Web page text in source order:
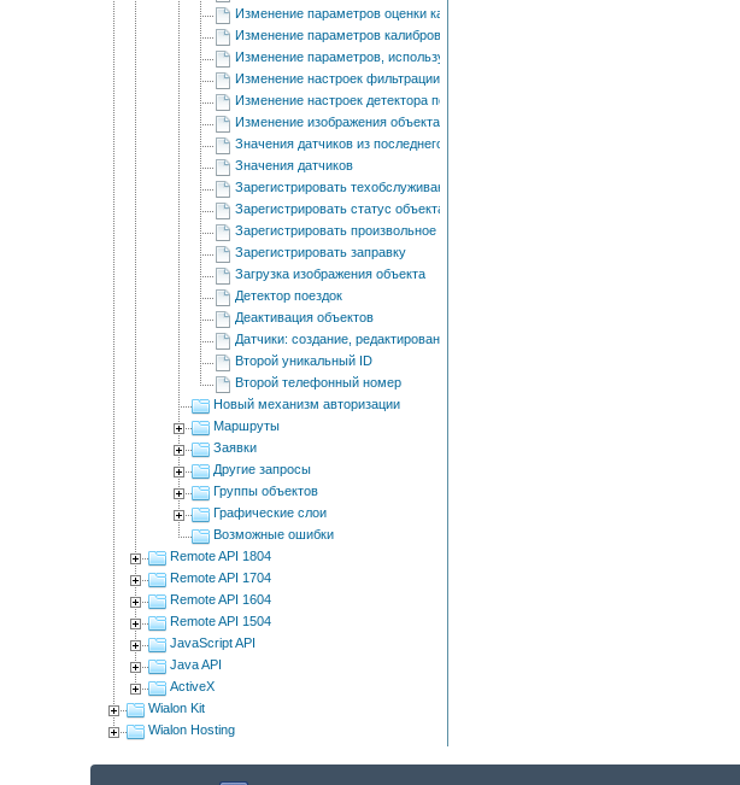
Изменение параметров оценки качества вождения
Изменение параметров калибровки акселерометра
Изменение параметров, используемых в отчетах
Изменение настроек фильтрации информации о положении объекта в сообщениях
Изменение настроек детектора поездок
Изменение изображения объекта
Значения датчиков из последнего сообщения
Значения датчиков
Зарегистрировать техобслуживание
Зарегистрировать статус объекта
Зарегистрировать произвольное событие
Зарегистрировать заправку
Загрузка изображения объекта
Детектор поездок
Деактивация объектов
Датчики: создание, редактирование и удаление
Второй уникальный ID
Второй телефонный номер
Новый механизм авторизации
Маршруты
Заявки
Другие запросы
Группы объектов
Графические слои
Возможные ошибки
Remote API 1804
Remote API 1704
Remote API 1604
Remote API 1504
JavaScript API
Java API
ActiveX
Wialon Kit
Wialon Hosting